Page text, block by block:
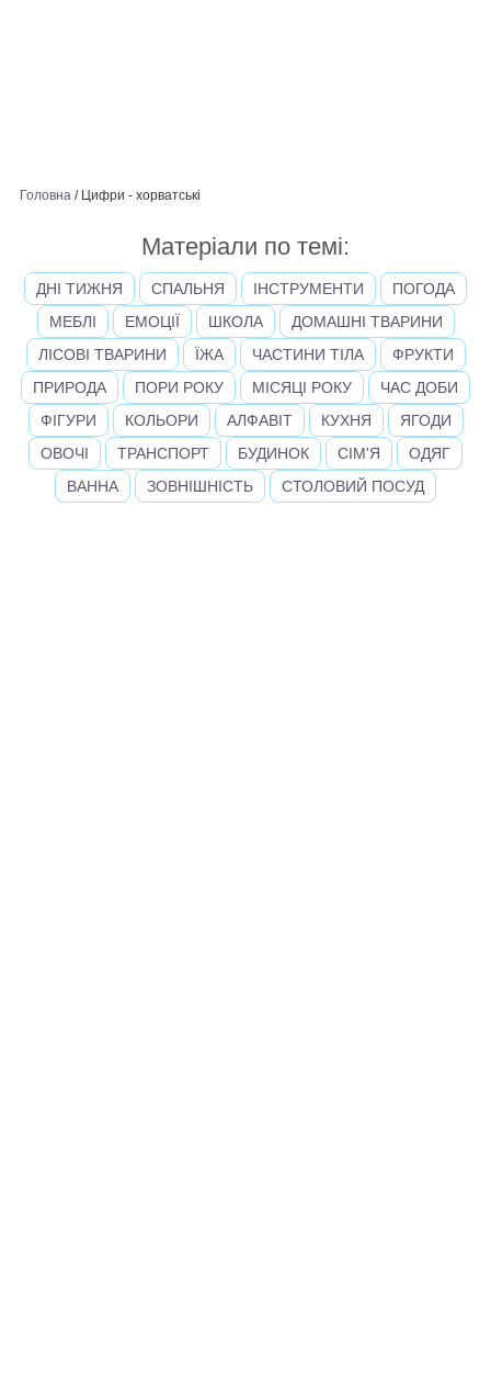
Головна / Цифри - хорватськi
Матеріали по темі:
ДНІ ТИЖНЯ СПАЛЬНЯ ІНСТРУМЕНТИ
ПОГОДА
МЕБЛІ
ЕМОЦІЇ ШКОЛА
ДОМАШНІ ТВАРИНИ
ЛІСОВІ ТВАРИНИ
ЇЖА ЧАСТИНИ ТІЛА
ФРУКТИ
ПРИРОДА
ПОРИ РОКУ МІСЯЦІ РОКУ
ЧАС ДОБИ
ФІГУРИ
КОЛЬОРИ АЛФАВІТ КУХНЯ
ЯГОДИ
ОВОЧІ
ТРАНСПОРТ БУДИНОК СІМ'Я
ОДЯГ
ВАННА
ЗОВНІШНІСТЬ СТОЛОВИЙ ПОСУД